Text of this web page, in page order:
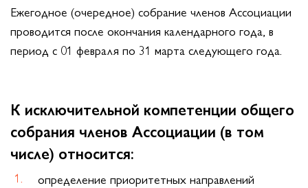
Ежегодное (очередное) собрание членов Ассоциации
проводится после окончания календарного года, в
период с 01 февраля по 31 марта следующего года.
К исключительной компетенции общего
собрания членов Ассоциации (в том
числе) относится:
определение приоритетных направлений